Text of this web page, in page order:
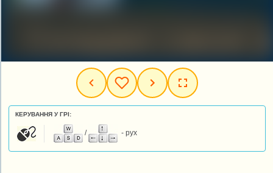
КЕРУВАННЯ У ГРІ:
/ - рух